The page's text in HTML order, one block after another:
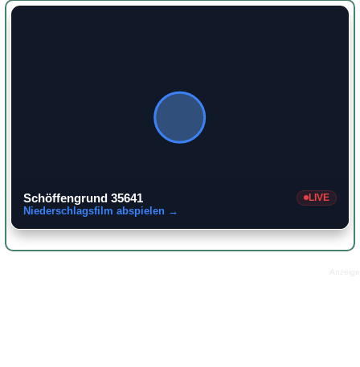
Schöffengrund 35641 LIVE
Niederschlagsfilm abspielen →